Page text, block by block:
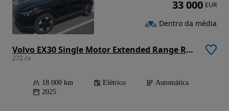
Volvo EX30 Single Motor Extended Range RWD Core
272 cv
18 000 km Elétrico
Automática
2025
33 000 EUR
Dentro da média